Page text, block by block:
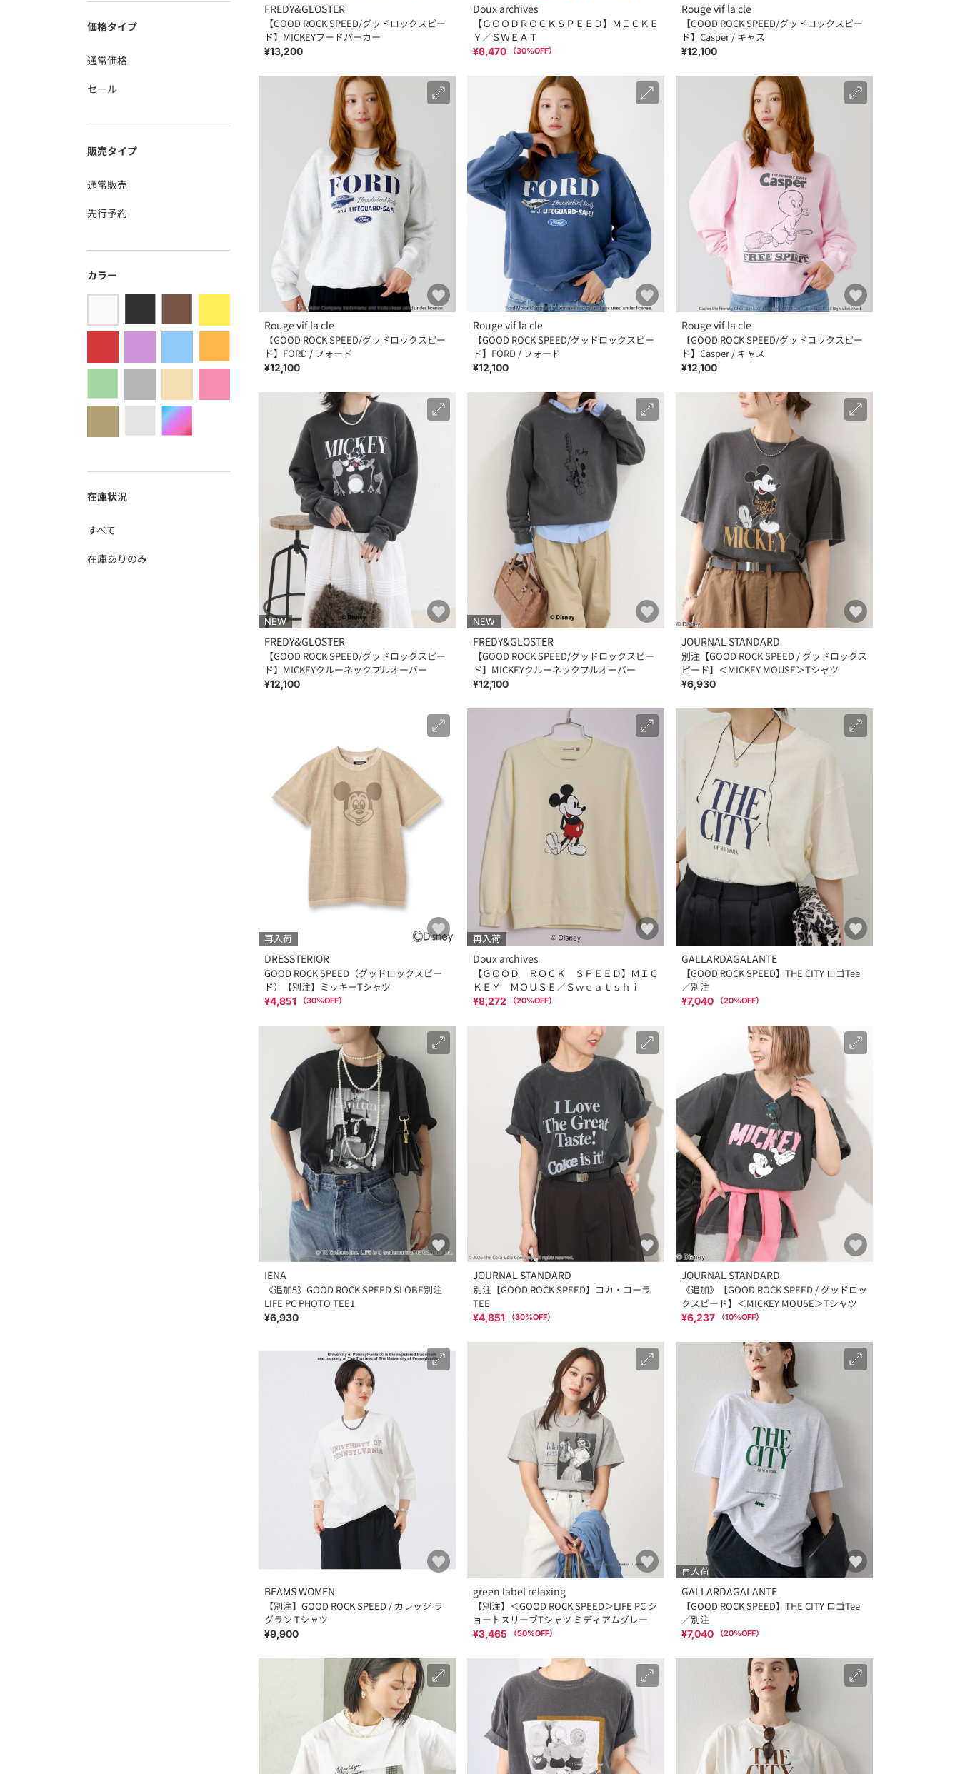
価格タイプ
通常価格
セール
販売タイプ
通常販売
先行予約
カラー
在庫状況
すべて
在庫ありのみ
FREDY&GLOSTER
【GOOD ROCK SPEED/グッドロックスピー
ド】MICKEYフードパーカー
¥13,200
Doux archives
【ＧＯＯＤＲＯＣＫＳＰＥＥＤ】ＭＩＣＫＥ
Ｙ／ＳＷＥＡＴ
¥8,470 （30%OFF）
Rouge vif la cle
【GOOD ROCK SPEED/グッドロックスピー
ド】Casper / キャス
¥12,100
Rouge vif la cle
【GOOD ROCK SPEED/グッドロックスピー
ド】FORD / フォード
¥12,100
Rouge vif la cle
【GOOD ROCK SPEED/グッドロックスピー
ド】FORD / フォード
¥12,100
Rouge vif la cle
【GOOD ROCK SPEED/グッドロックスピー
ド】Casper / キャス
¥12,100
NEW
FREDY&GLOSTER
【GOOD ROCK SPEED/グッドロックスピー
ド】MICKEYクルーネックプルオーバー
¥12,100
NEW
FREDY&GLOSTER
【GOOD ROCK SPEED/グッドロックスピー
ド】MICKEYクルーネックプルオーバー
¥12,100
JOURNAL STANDARD
別注【GOOD ROCK SPEED / グッドロックス
ピード】＜MICKEY MOUSE＞Tシャツ
¥6,930
再入荷
DRESSTERIOR
GOOD ROCK SPEED（グッドロックスピー
ド）【別注】ミッキーTシャツ
¥4,851 （30%OFF）
再入荷
Doux archives
【ＧＯＯＤ ＲＯＣＫ ＳＰＥＥＤ】ＭＩＣ
ＫＥＹ ＭＯＵＳＥ／Ｓｗｅａｔｓｈｉ
¥8,272 （20%OFF）
GALLARDAGALANTE
【GOOD ROCK SPEED】THE CITY ロゴTee
／別注
¥7,040 （20%OFF）
IENA
《追加5》GOOD ROCK SPEED SLOBE別注
LIFE PC PHOTO TEE1
¥6,930
JOURNAL STANDARD
別注【GOOD ROCK SPEED】コカ・コーラ
TEE
¥4,851 （30%OFF）
JOURNAL STANDARD
《追加》【GOOD ROCK SPEED / グッドロッ
クスピード】＜MICKEY MOUSE＞Tシャツ
¥6,237 （10%OFF）
BEAMS WOMEN
【別注】GOOD ROCK SPEED / カレッジ ラ
グラン Tシャツ
¥9,900
green label relaxing
【別注】＜GOOD ROCK SPEED＞LIFE PC シ
ョートスリーブTシャツ ミディアムグレー
¥3,465 （50%OFF）
再入荷
GALLARDAGALANTE
【GOOD ROCK SPEED】THE CITY ロゴTee
／別注
¥7,040 （20%OFF）